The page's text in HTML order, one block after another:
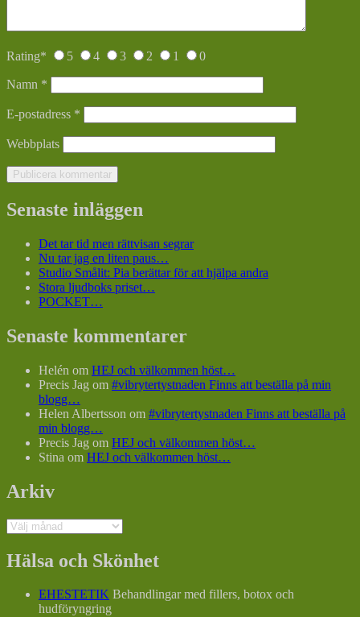
Rating* 5 4 3 2 1 0
Namn *
E-postadress *
Webbplats
Senaste inläggen
Det tar tid men rättvisan segrar
Nu tar jag en liten paus…
Studio Smålit: Pia berättar för att hjälpa andra
Stora ljudboks priset…
POCKET…
Senaste kommentarer
Helén om HEJ och välkommen höst…
Precis Jag om #vibrytertystnaden Finns att beställa på min
blogg…
Helen Albertsson om #vibrytertystnaden Finns att beställa på
min blogg…
Precis Jag om HEJ och välkommen höst…
Stina om HEJ och välkommen höst…
Arkiv
Arkiv
Hälsa och Skönhet
EHESTETIK Behandlingar med fillers, botox och
hudföryngring